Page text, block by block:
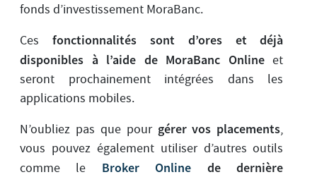
fonds d’investissement MoraBanc.
Ces fonctionnalités sont d’ores et déjà
disponibles à l’aide de MoraBanc Onlineet
seront prochainement intégrées dans les
applications mobiles.
N’oubliez pas que pour gérer vos placements,
vous pouvez également utiliser d’autres outils
comme le Broker Online de dernière